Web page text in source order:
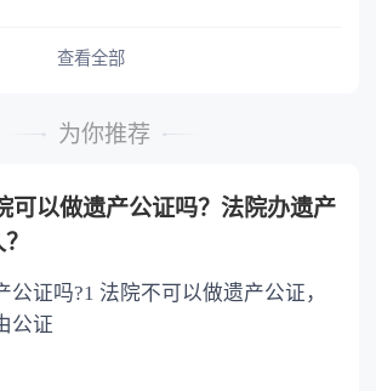
承人共同生活的继承人，分配遗产
不尽扶养义务的，分配遗产时，应当
查看全部
为你推荐
可以做遗产公证吗？法院办遗产
公证吗?1 法院不可以做遗产公证，
公证